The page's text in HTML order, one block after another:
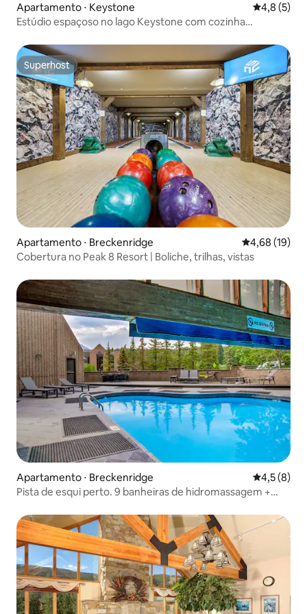
Apartamento ⋅ Keystone 4,8 de
4,8 (5)
Estúdio espaçoso no lago Keystone com cozinha
Superhost
Superhost
Apartamento ⋅ Breckenridge 4,68 de uma
4,68 (19)
Cobertura no Peak 8 Resort | Boliche, trilhas, vistas
Apartamento ⋅ Breckenridge 4,5 de
4,5 (8)
Pista de esqui perto. 9 banheiras de hidromassagem +